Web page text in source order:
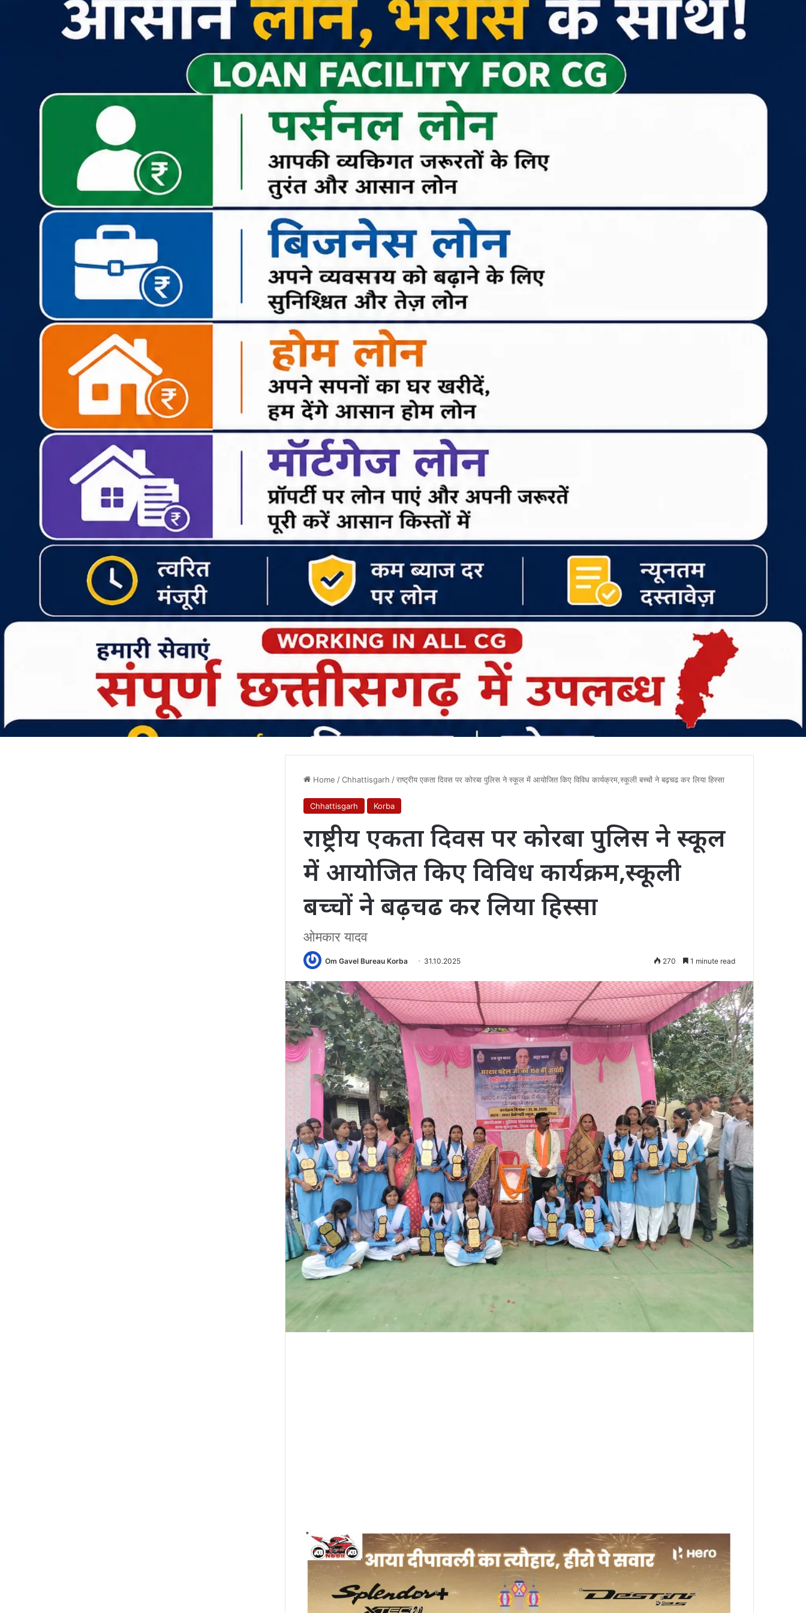
Home /Chhattisgarh /राष्ट्रीय एकता दिवस पर कोरबा पुलिस ने स्कूल में आयोजित किए विविध कार्यक्रम,स्कूली बच्चों ने बढ़चढ कर लिया हिस्सा
Chhattisgarh Korba
राष्ट्रीय एकता दिवस पर कोरबा पुलिस ने स्कूल
में आयोजित किए विविध कार्यक्रम,स्कूली
बच्चों ने बढ़चढ कर लिया हिस्सा
ओमकार यादव
Om Gavel Bureau Korba 31.10.2025 270 1 minute read